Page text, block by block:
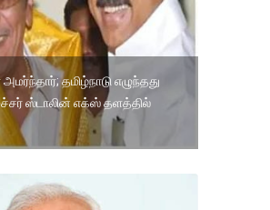
தமிழ்நாடு எழுந்தது
ஸ்டாலின் எக்ஸ் தளத்தில்